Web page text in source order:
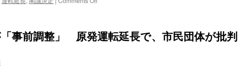
示
理
事前調整」 原発運転延長で、市民団体が批判